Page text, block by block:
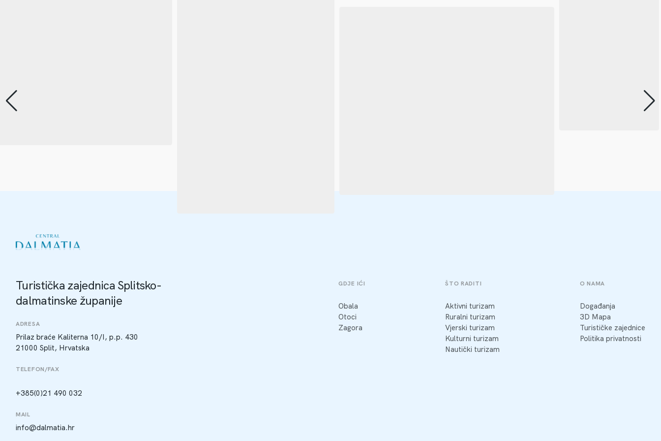
Turistička zajednica Splitsko-
dalmatinske županije
ADRESA
Prilaz braće Kaliterna 10/I, p.p. 430
21000 Split, Hrvatska
TELEFON/FAX
+385(0)21 490 032
MAIL
info@dalmatia.hr
GDJE IĆI
Obala
Otoci
Zagora
ŠTO RADITI
Aktivni turizam
Ruralni turizam
Vjerski turizam
Kulturni turizam
Nautički turizam
O NAMA
Događanja
3D Mapa
Turističke zajednice
Politika privatnosti